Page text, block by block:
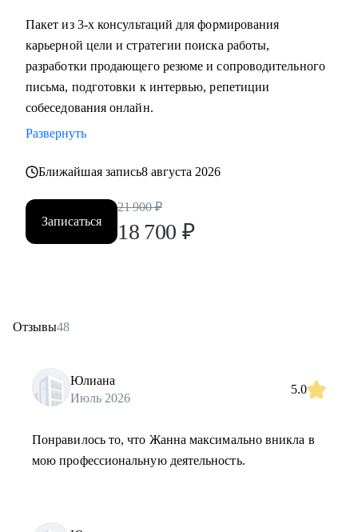
Пакет из 3-х консультаций для формирования
карьерной цели и стратегии поиска работы,
разработки продающего резюме и сопроводительного
письма, подготовки к интервью, репетиции
собеседования онлайн.
Развернуть
Ближайшая запись8 августа 2026
Записаться
21 900 ₽
18 700 ₽
Отзывы48
Юлиана
Июль 2026
5.0
Понравилось то, что Жанна максимально вникла в
мою профессиональную деятельность.